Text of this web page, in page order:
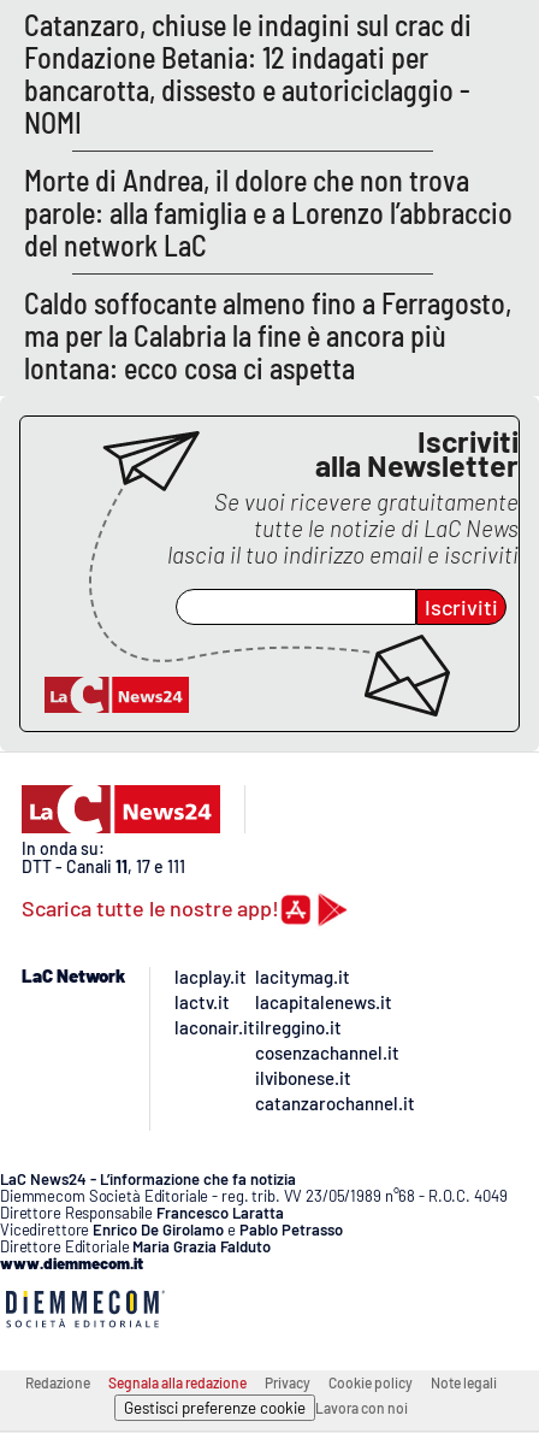
Destinazioni
Eventi
Food
Storie
LAC
NETWORK
Lacplay.it
Lactv.it
Laconair.it
Lacitymag.it
Lacapitalenews.it
Ilreggino.it
Cosenzachannel.it
Ilvibonese.it
Catanzarochannel.it
Catanzaro, chiuse le indagini sul crac di
Fondazione Betania: 12 indagati per
bancarotta, dissesto e autoriciclaggio -
NOMI
Morte di Andrea, il dolore che non trova
parole: alla famiglia e a Lorenzo l’abbraccio
del network LaC
Caldo soffocante almeno fino a Ferragosto,
ma per la Calabria la fine è ancora più
lontana: ecco cosa ci aspetta
Iscriviti
alla Newsletter
Se vuoi ricevere gratuitamente
tutte le notizie di LaC News
lascia il tuo indirizzo email e iscriviti
Iscriviti
In onda su:
DTT - Canali 11, 17 e 111
Scarica tutte le nostre app!
LaC Network
lacplay.it
lactv.it
laconair.it
lacitymag.it
lacapitalenews.it
ilreggino.it
cosenzachannel.it
ilvibonese.it
catanzarochannel.it
LaC News24 - L’informazione che fa notizia
Diemmecom Società Editoriale - reg. trib. VV 23/05/1989 n°68 - R.O.C. 4049
Direttore Responsabile Francesco Laratta
Vicedirettore Enrico De GirolamoePablo Petrasso
Direttore Editoriale Maria Grazia Falduto
www.diemmecom.it
Redazione Segnala alla redazione Privacy Cookie policy Note legali
Gestisci preferenze cookie Lavora con noi